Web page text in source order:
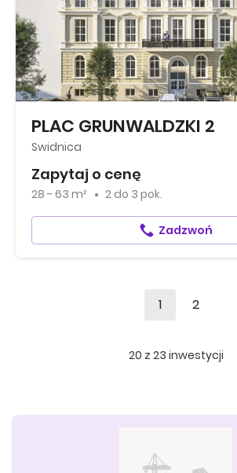
PLAC GRUNWALDZKI 2
Swidnica
Zapytaj o cenę
28 - 63 m² 2 do 3 pok.
Zadzwoń
1 2
20 z 23 inwestycji